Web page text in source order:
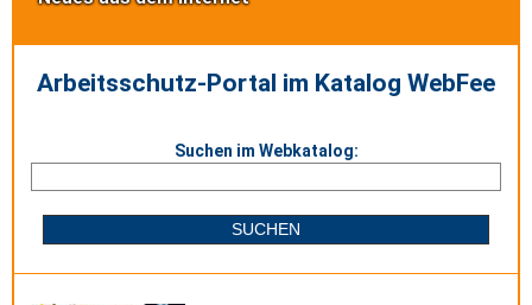
Arbeitsschutz-Portal im Katalog WebFee
Suchen im Webkatalog: